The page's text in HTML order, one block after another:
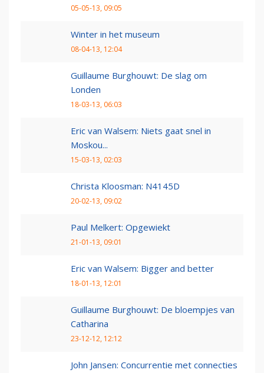
05-05-13, 09:05
Winter in het museum
08-04-13, 12:04
Guillaume Burghouwt: De slag om
Londen
18-03-13, 06:03
Eric van Walsem: Niets gaat snel in
Moskou...
15-03-13, 02:03
Christa Kloosman: N4145D
20-02-13, 09:02
Paul Melkert: Opgewiekt
21-01-13, 09:01
Eric van Walsem: Bigger and better
18-01-13, 12:01
Guillaume Burghouwt: De bloempjes van
Catharina
23-12-12, 12:12
John Jansen: Concurrentie met connecties